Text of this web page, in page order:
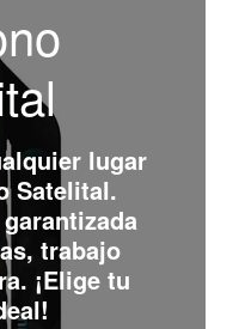
lugar
Satelital.
trabajo
¡Elige tu